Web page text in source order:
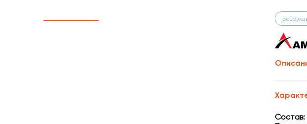
Состав: